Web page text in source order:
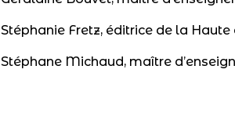
Stéphanie Fretz, éditrice de la
Stéphane Michaud, maître